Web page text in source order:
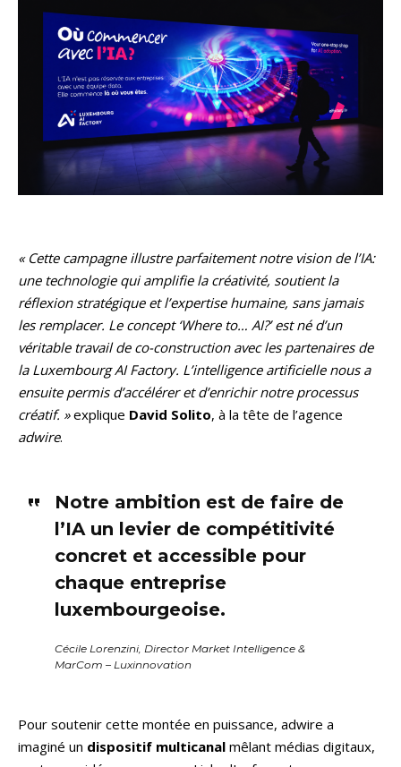
« Cette campagne illustre parfaitement notre vision de l’IA:
une technologie qui amplifie la créativité, soutient la
réflexion stratégique et l’expertise humaine, sans jamais
les remplacer. Le concept ‘Where to… AI?’ est né d’un
véritable travail de co-construction avec les partenaires de
la Luxembourg AI Factory. L’intelligence artificielle nous a
ensuite permis d’accélérer et d’enrichir notre processus
créatif. » explique David Solito, à la tête de l’agence
adwire.
Notre ambition est de faire de
l’IA un levier de compétitivité
concret et accessible pour
chaque entreprise
luxembourgeoise.
Cécile Lorenzini, Director Market Intelligence &
MarCom – Luxinnovation
Pour soutenir cette montée en puissance, adwire a
imaginé un dispositif multicanal mêlant médias digitaux,